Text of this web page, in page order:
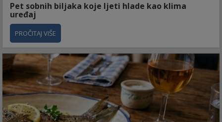
Pet sobnih biljaka koje ljeti hlade kao klima
uređaj
PROČITAJ VIŠE